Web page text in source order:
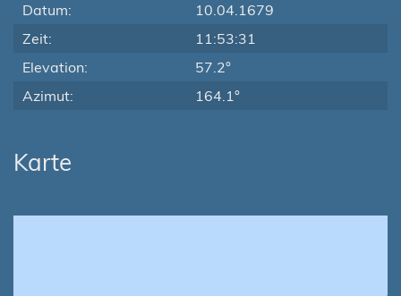
Datum:
10.04.1679
Zeit:
11:53:31
Elevation:
57.2°
Azimut:
164.1°
Karte